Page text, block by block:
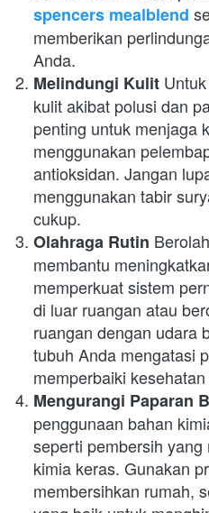
spencers mealblend
memberikan
Anda.
Melindungi Kulit
kulit akibat polusi dan
penting untuk menjaga
menggunakan
antioksidan. Jangan
menggunakan tabir
cukup.
Olahraga Rutin
membantu
memperkuat sistem
di luar ruangan atau
ruangan dengan udara
tubuh Anda mengatasi
memperbaiki
Mengurangi Paparan
penggunaan bahan
seperti pembersih
kimia keras. Gunakan
membersihkan rumah,